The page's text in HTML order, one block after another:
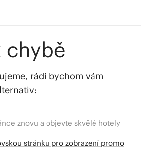
chybě
rádi bychom vám
znovu a objevte skvělé hotely
stránku pro zobrazení promo